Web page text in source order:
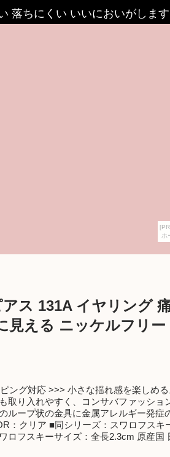
ホ
落ちにくい いいにおいがします
アス 131A イヤリング
見える ニッケルフリ
ング対応 >>> 小さな揺れ感を楽しめ
取り入れやすく、コンサバファッショ
ループ状の金具に金属アレルギー発
：クリア ■同シリーズ：スワロフス
ロフスキーサイズ：全長2.3cm 原産国